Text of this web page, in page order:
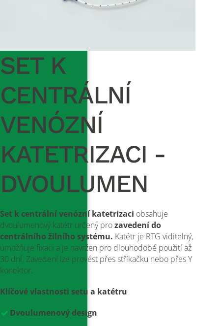
SET K
CENTRÁLNÍ
VENÓZNÍ
KATETRIZACI -
DVOULUMEN
Set k centrální venózní katetrizaci obsahuje
dvoulumenový katétr určený prozavedení do
centrálního žilního systému. Katétr je RTG viditelný,
umožňuje fixaci a je navržen pro dlouhodobé použití až
30 dní. Zavedení lze provést přes stříkačku nebo přes Y
konektor.
Klíčové vlastnosti setu a katétru
Dvoulumenový design